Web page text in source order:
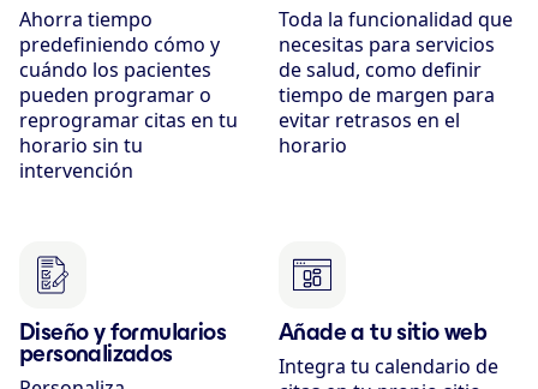
Ahorra tiempo
predefiniendo cómo y
cuándo los pacientes
pueden programar o
reprogramar citas en tu
horario sin tu
intervención
Toda la funcionalidad que
necesitas para servicios
de salud, como definir
tiempo de margen para
evitar retrasos en el
horario
Diseño y formularios
personalizados
Añade a tu sitio web
Integra tu calendario de